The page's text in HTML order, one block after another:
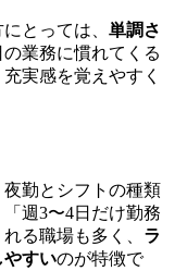
とっては、 単調さ
業務に慣れてくる
実感を覚えやすく
勤とシフトの種類
週3〜4日だけ勤務
る職場も多く、 ラ
やすいのが特徴で